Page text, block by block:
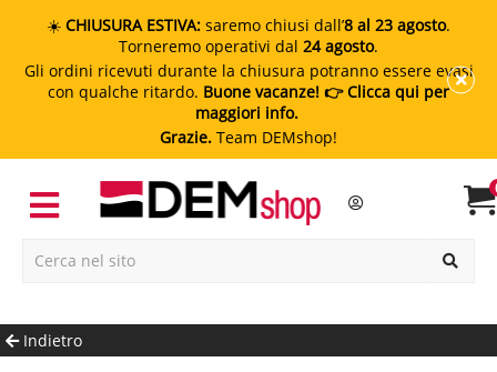
☀️ CHIUSURA ESTIVA: saremo chiusi dall’8 al 23 agosto.
Torneremo operativi dal 24 agosto.
Gli ordini ricevuti durante la chiusura potranno essere evasi
con qualche ritardo. Buone vacanze! 👉 Clicca qui per
maggiori info.
Grazie. Team DEMshop!
Indietro